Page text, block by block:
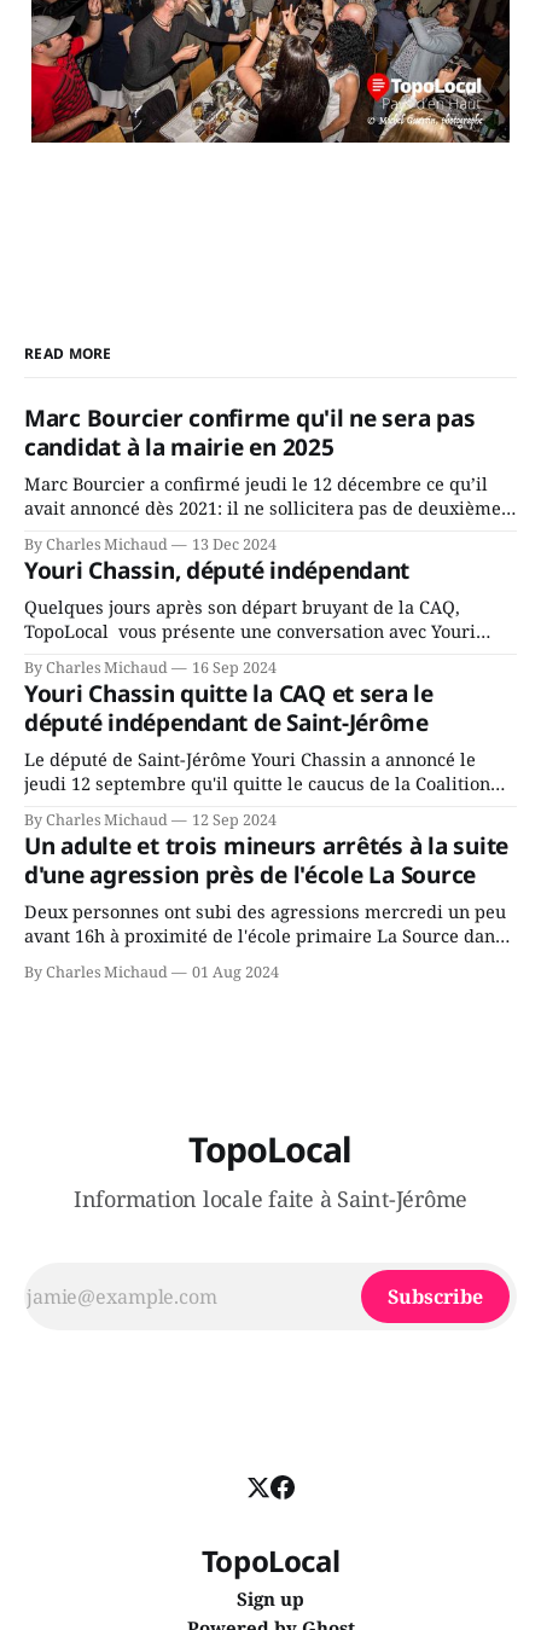
READ MORE
Marc Bourcier confirme qu'il ne sera pas
candidat à la mairie en 2025
Marc Bourcier a confirmé jeudi le 12 décembre ce qu’il
avait annoncé dès 2021: il ne sollicitera pas de deuxième
fait l’annonce en s’adressant aux employés de la ville,
rassemblés en soirée pour leur traditionnel souper
By Charles Michaud 13 Dec 2024
Youri Chassin, député indépendant
Quelques jours après son départ bruyant de la CAQ,
TopoLocal vous présente une conversation avec Youri
depuis longtemps? Sera-t-il candidat indépendant dans 2
ans? Joindrait-il un autre parti, par exemple les
conservateurs d’Éric Duhaime? Que lui
By Charles Michaud 16 Sep 2024
Youri Chassin quitte la CAQ et sera le
député indépendant de Saint-Jérôme
Le député de Saint-Jérôme Youri Chassin a annoncé le
jeudi 12 septembre qu'il quitte le caucus de la Coalition
gouvernement de la CAQ, surtout de son incapacité, qu'il
juge chronique, à offrir des
By Charles Michaud 12 Sep 2024
Un adulte et trois mineurs arrêtés à la suite
d'une agression près de l'école La Source
Deux personnes ont subi des agressions mercredi un peu
avant 16h à proximité de l'école primaire La Source dans
victimes aurait été écrasée sous un véhicule et aspergée
By Charles Michaud 01 Aug 2024
TopoLocal
Information locale faite à Saint-Jérôme
Subscribe
TopoLocal
Sign up